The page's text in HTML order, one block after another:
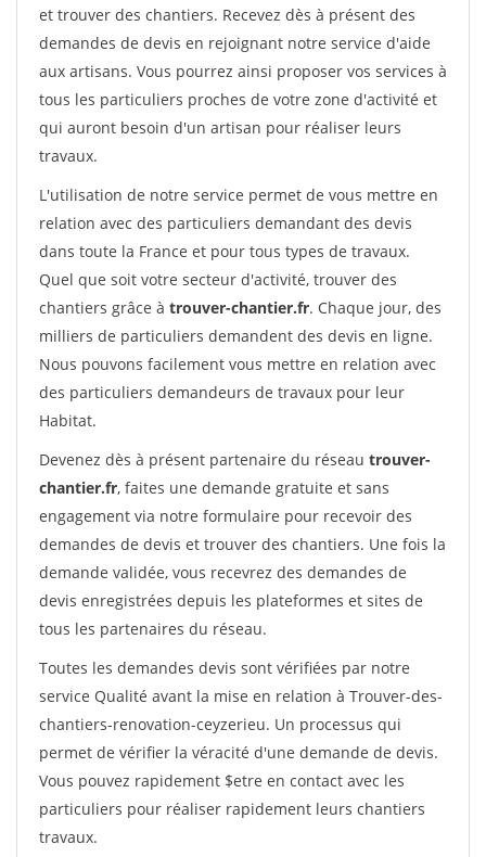
et trouver des chantiers. Recevez dès à présent des
demandes de devis en rejoignant notre service d'aide
aux artisans. Vous pourrez ainsi proposer vos services à
tous les particuliers proches de votre zone d'activité et
qui auront besoin d'un artisan pour réaliser leurs
travaux.
L'utilisation de notre service permet de vous mettre en
relation avec des particuliers demandant des devis
dans toute la France et pour tous types de travaux.
Quel que soit votre secteur d'activité, trouver des
chantiers grâce à trouver-chantier.fr. Chaque jour, des
milliers de particuliers demandent des devis en ligne.
Nous pouvons facilement vous mettre en relation avec
des particuliers demandeurs de travaux pour leur
Habitat.
Devenez dès à présent partenaire du réseau trouver-
chantier.fr, faites une demande gratuite et sans
engagement via notre formulaire pour recevoir des
demandes de devis et trouver des chantiers. Une fois la
demande validée, vous recevrez des demandes de
devis enregistrées depuis les plateformes et sites de
tous les partenaires du réseau.
Toutes les demandes devis sont vérifiées par notre
service Qualité avant la mise en relation à Trouver-des-
chantiers-renovation-ceyzerieu. Un processus qui
permet de vérifier la véracité d'une demande de devis.
Vous pouvez rapidement $etre en contact avec les
particuliers pour réaliser rapidement leurs chantiers
travaux.